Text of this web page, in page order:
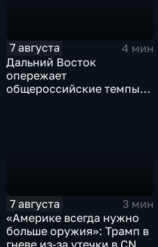
7 августа
4 мин
Дальний Восток
опережает
общероссийские темпы
7 августа
3 мин
«Америке всегда нужно
больше оружия»: Трамп в